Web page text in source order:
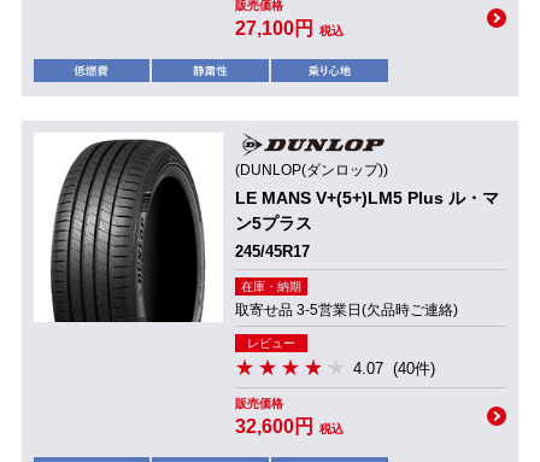
販売価格
27,100円 税込
(DUNLOP(ダンロップ))
LE MANS V+(5+)LM5 Plus ル・マ
ン5プラス
245/45R17
在庫・納期
取寄せ品 3-5営業日(欠品時ご連絡)
レビュー
4.07 (40件)
販売価格
32,600円 税込